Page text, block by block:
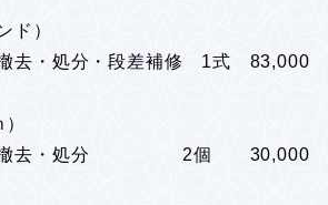
ド）
撤去・処分・段差補修 1式 83,000
ク撤去・処分 2個 30,000